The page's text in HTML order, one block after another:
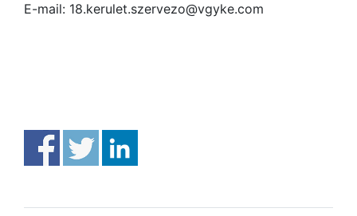
E-mail: 18.kerulet.szervezo@vgyke.com